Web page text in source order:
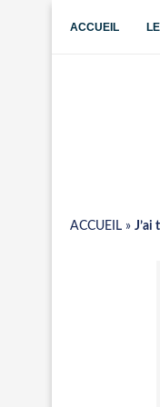
ACCUEIL
ACCUEIL » J’ai